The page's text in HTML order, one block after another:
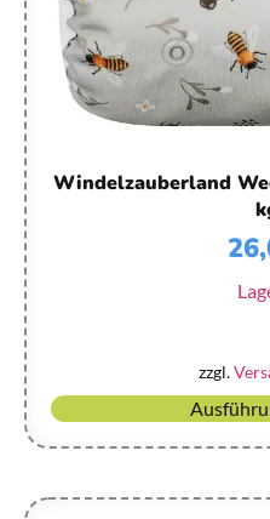
Windelzauberland
zzgl.